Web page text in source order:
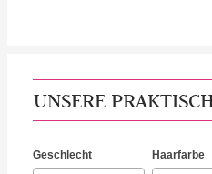
UNSERE
Geschlecht Haarfarbe